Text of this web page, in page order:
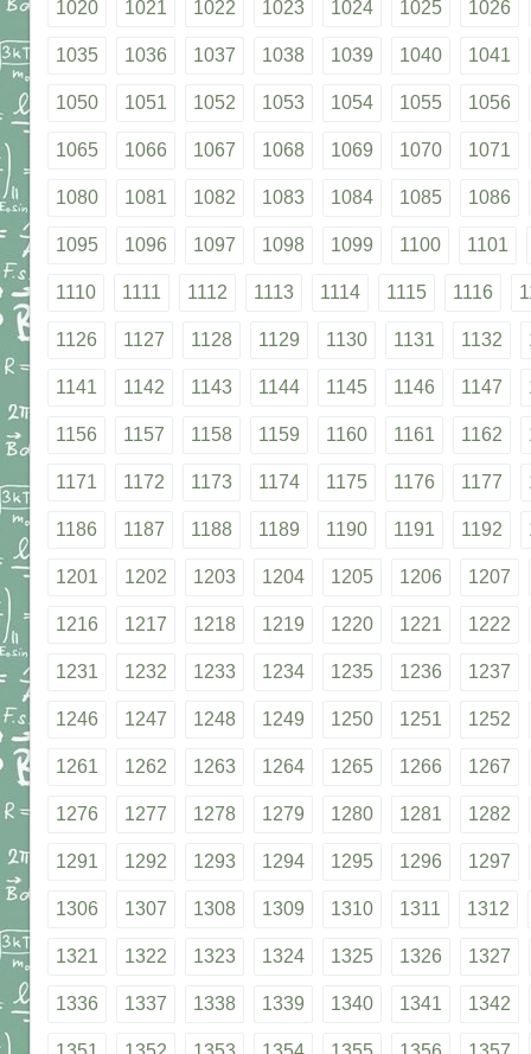
1020 1021 1022 1023 1024 1025 1026
1035 1036 1037 1038 1039 1040 1041
1050 1051 1052 1053 1054 1055 1056
1065 1066 1067 1068 1069 1070 1071
1080 1081 1082 1083 1084 1085 1086
1095 1096 1097 1098 1099 1100 1101
1110 1111 1112 1113 1114 1115 1116
1126 1127 1128 1129 1130 1131 1132
1141 1142 1143 1144 1145 1146 1147
1156 1157 1158 1159 1160 1161 1162
1171 1172 1173 1174 1175 1176 1177
1186 1187 1188 1189 1190 1191 1192
1201 1202 1203 1204 1205 1206 1207
1216 1217 1218 1219 1220 1221 1222
1231 1232 1233 1234 1235 1236 1237
1246 1247 1248 1249 1250 1251 1252
1261 1262 1263 1264 1265 1266 1267
1276 1277 1278 1279 1280 1281 1282
1291 1292 1293 1294 1295 1296 1297
1306 1307 1308 1309 1310 1311 1312
1321 1322 1323 1324 1325 1326 1327
1336 1337 1338 1339 1340 1341 1342